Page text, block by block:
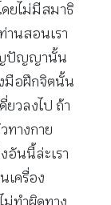
ยไม่มีสมาธิ
านสอนเรา
ญปัญญานั้น
มือฝึกจิตนั้น
ยวลงไป ถ้า
ทางกาย
อันนี้ล่ะเรา
ครื่อง